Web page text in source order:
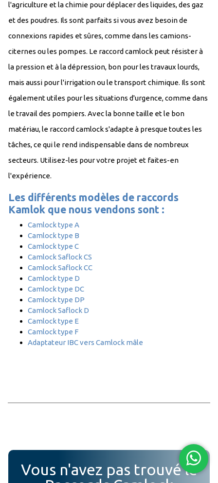
l'agriculture et la chimie pour déplacer des liquides, des gaz
et des poudres. Ils sont parfaits si vous avez besoin de
connexions rapides et sûres, comme dans les camions-
citernes ou les pompes. Le raccord camlock peut résister à
la pression et à la dépression, bon pour les travaux lourds,
mais aussi pour l'irrigation ou le transport chimique. Ils sont
également utiles pour les situations d'urgence, comme dans
le travail des pompiers. Avec la bonne taille et le bon
matériau, le raccord camlock s'adapte à presque toutes les
tâches, ce qui le rend indispensable dans de nombreux
secteurs. Utilisez-les pour votre projet et faites-en
l'expérience.
Les différents modèles de raccords
Kamlok que nous vendons sont :
Camlock type A
Camlock type B
Camlock type C
Camlock Saflock CS
Camlock Saflock CC
Camlock type D
Camlock type DC
Camlock type DP
Camlock Saflock D
Camlock type E
Camlock type F
Adaptateur IBC vers Camlock mâle
Vous n'avez pas trouvé le